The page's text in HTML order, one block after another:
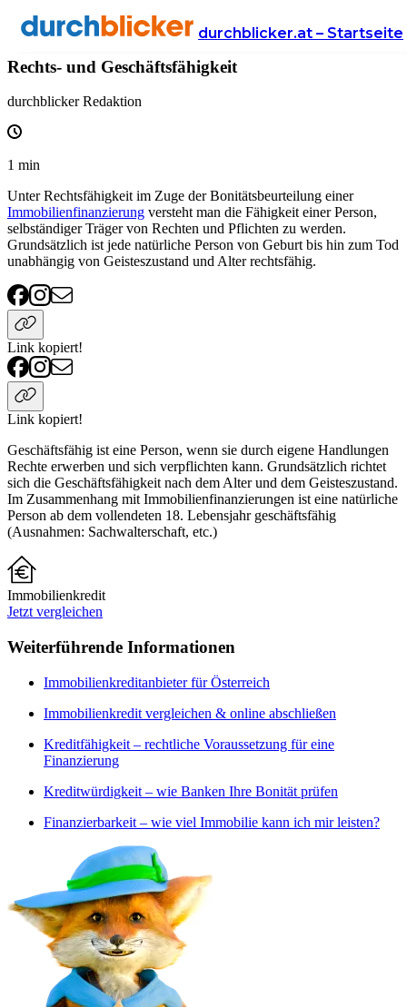
durchblicker.at – Startseite
Wissen Finanzen immokredit
Rechts- und Geschäftsfähigkeit
durchblicker Redaktion
1 min
Unter Rechtsfähigkeit im Zuge der Bonitätsbeurteilung einer
Immobilienfinanzierung versteht man die Fähigkeit einer Person,
selbständiger Träger von Rechten und Pflichten zu werden.
Grundsätzlich ist jede natürliche Person von Geburt bis hin zum Tod
unabhängig von Geisteszustand und Alter rechtsfähig.
Link kopiert!
Link kopiert!
Geschäftsfähig ist eine Person, wenn sie durch eigene Handlungen
Rechte erwerben und sich verpflichten kann. Grundsätzlich richtet
sich die Geschäftsfähigkeit nach dem Alter und dem Geisteszustand.
Im Zusammenhang mit Immobilienfinanzierungen ist eine natürliche
Person ab dem vollendeten 18. Lebensjahr geschäftsfähig
(Ausnahmen: Sachwalterschaft, etc.)
Immobilienkredit
Jetzt vergleichen
Weiterführende Informationen
Immobilienkreditanbieter für Österreich
Immobilienkredit vergleichen & online abschließen
Kreditfähigkeit – rechtliche Voraussetzung für eine
Finanzierung
Kreditwürdigkeit – wie Banken Ihre Bonität prüfen
Finanzierbarkeit – wie viel Immobilie kann ich mir leisten?